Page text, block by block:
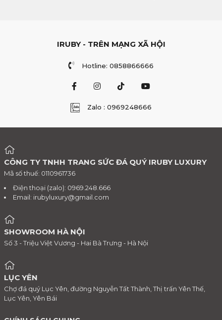
IRUBY - TRÊN MẠNG XÃ HỘI
Hotline: 0858866666
Zalo : 0969248666
CÔNG TY TNHH TRANG SỨC ĐÁ QUÝ IRUBY LUXURY
Mã số thuế: 0110961736
Điện thoại (zalo): 0969.248.666
Email: irubyluxury@gmail.com
SHOWROOM HÀ NỘI
Số 3 - Triệu Việt Vương - Hai Bà Trưng - Hà Nội
LỤC YÊN
Chợ đá quý Lục Yên, đường Nguyễn Tất Thành, Thị trấn Yên Thế,
Lục Yên, Yên Bái